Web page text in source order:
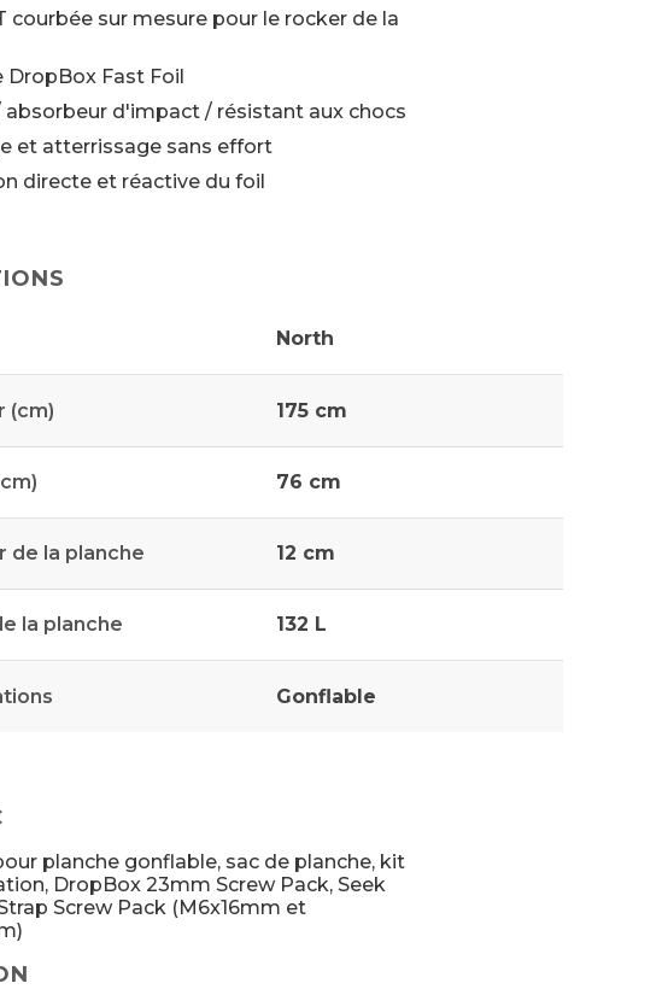
courbée sur mesure pour le rocker de la
DropBox Fast Foil
absorbeur d'impact / résistant aux chocs
et atterrissage sans effort
directe et réactive du foil
North
(cm) 175 cm
76 cm
de la planche 12 cm
la planche 132 L
Gonflable
planche gonflable, sac de planche, kit
DropBox 23mm Screw Pack, Seek
Screw Pack (M6x16mm et